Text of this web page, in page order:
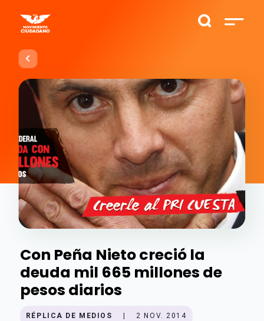
Con Peña Nieto creció la
deuda mil 665 millones de
pesos diarios
RÉPLICA DE MEDIOS 2 NOV. 2014